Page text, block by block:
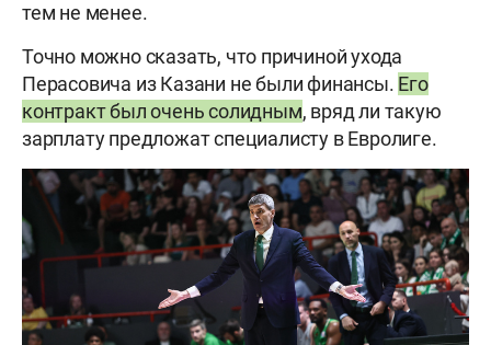
тем не менее.
Точно можно сказать, что причиной ухода
Перасовича из Казани не были финансы. Его
контракт был очень солидным, вряд ли такую
зарплату предложат специалисту в Евролиге.